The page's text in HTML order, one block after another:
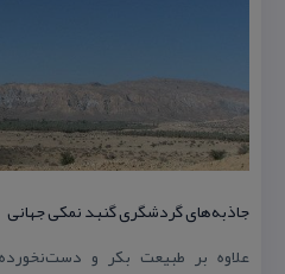
جاذبه‌های گردشگری گنبد نمكی جهانی
علاوه بر طبیعت بكر و